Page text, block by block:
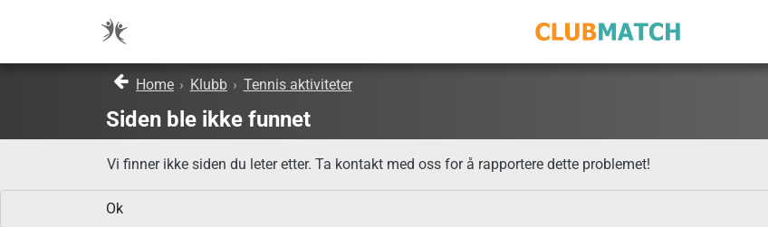
Home › Klubb › Tennis aktiviteter
Siden ble ikke funnet
Vi finner ikke siden du leter etter. Ta kontakt med oss for å rapportere dette problemet!
Ok